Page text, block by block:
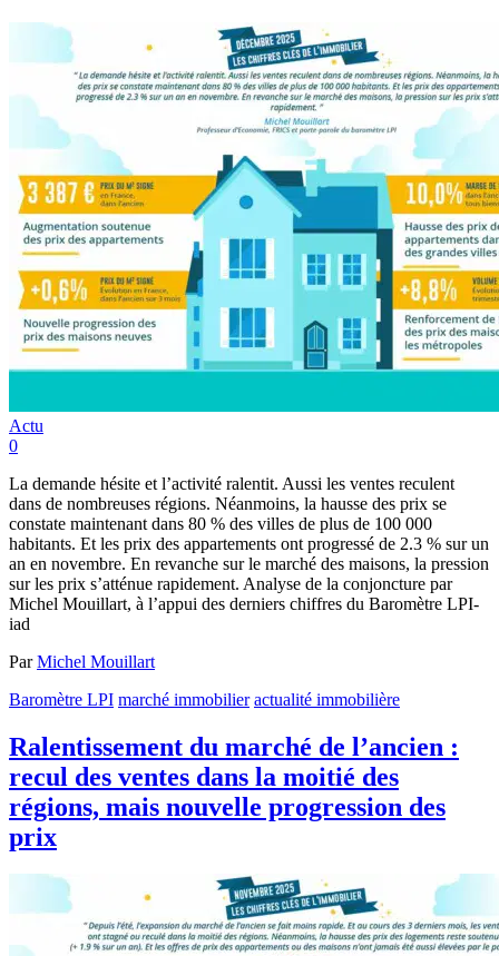
Actu
0
La demande hésite et l’activité ralentit. Aussi les ventes reculent
dans de nombreuses régions. Néanmoins, la hausse des prix se
constate maintenant dans 80 % des villes de plus de 100 000
habitants. Et les prix des appartements ont progressé de 2.3 % sur un
an en novembre. En revanche sur le marché des maisons, la pression
sur les prix s’atténue rapidement. Analyse de la conjoncture par
Michel Mouillart, à l’appui des derniers chiffres du Baromètre LPI-
iad
ParMichel Mouillart
Baromètre LPI marché immobilier actualité immobilière
Ralentissement du marché de l’ancien :
recul des ventes dans la moitié des
régions, mais nouvelle progression des
prix